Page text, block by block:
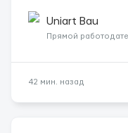
специалистов с
Обязанности
Uniart Bau
Прямой
42 мин. назад